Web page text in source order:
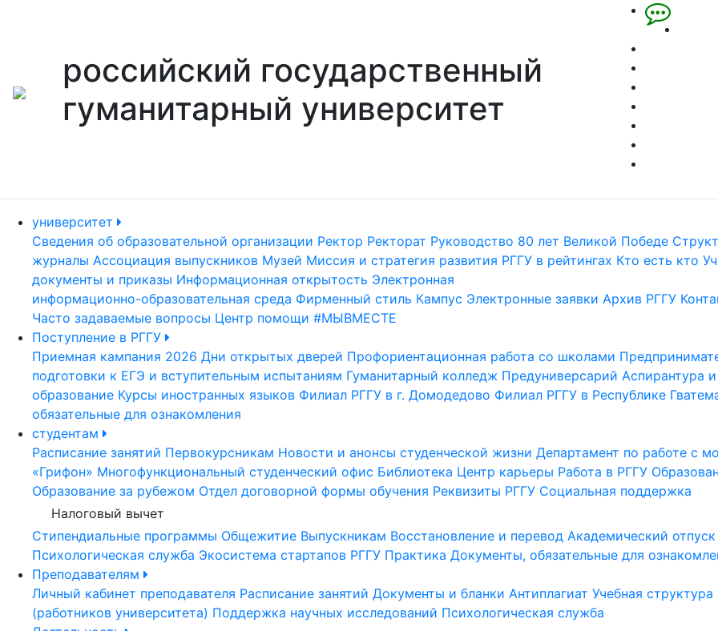
российский государственный
гуманитарный университет
университет
Сведения об образовательной организации Ректор Ректорат Руководство 80 лет Великой Победе
журналы Ассоциация выпускников Музей Миссия и стратегия развития РГГУ в рейтингах Кто есть кто
документы и приказы Информационная открытость Электронная
информационно-образовательная среда Фирменный стиль Кампус Электронные заявки Архив РГГУ
Часто задаваемые вопросы Центр помощи #МЫВМЕСТЕ
Поступление в РГГУ
Приемная кампания 2026 Дни открытых дверей Профориентационная работа со школами
подготовки к ЕГЭ и вступительным испытаниям Гуманитарный колледж Предуниверсарий Аспирантура
образование Курсы иностранных языков Филиал РГГУ в г. Домодедово Филиал РГГУ в Республике
обязательные для ознакомления
студентам
Расписание занятий Первокурсникам Новости и анонсы студенческой жизни Департамент по работе с
«Грифон» Многофункциональный студенческий офис Библиотека Центр карьеры Работа в РГГУ
Образование за рубежом Отдел договорной формы обучения Реквизиты РГГУ Социальная поддержка
Налоговый вычет
Стипендиальные программы Общежитие Выпускникам Восстановление и перевод Академический отпуск
Психологическая служба Экосистема стартапов РГГУ Практика Документы, обязательные для
Преподавателям
Личный кабинет преподавателя Расписание занятий Документы и бланки Антиплагиат Учебная структура
(работников университета) Поддержка научных исследований Психологическая служба